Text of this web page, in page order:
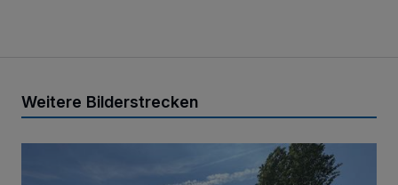
Weitere Bilderstrecken